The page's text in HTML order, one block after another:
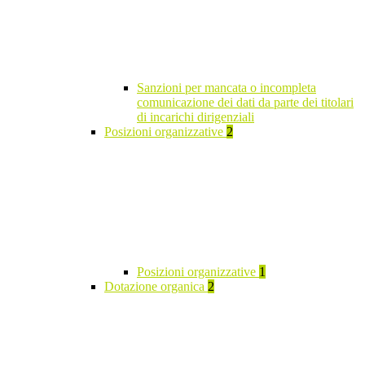
Sanzioni per mancata o incompleta
comunicazione dei dati da parte dei titolari
di incarichi dirigenziali
Posizioni organizzative 2
Posizioni organizzative 1
Dotazione organica 2